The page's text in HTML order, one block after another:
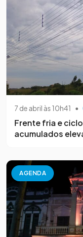
7 de abril às 10h41 •
Frente fria e
acumulados
AGENDA